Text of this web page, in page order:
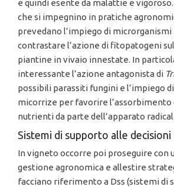
e quindi esente da malattie e
che si impegnino in pratiche
prevedano l’impiego di microrganismi
contrastare l’azione di fitopatogeni
piantine in vivaio innestate. In
interessante l’azione antagonista di
possibili parassiti fungini e l’impiego
micorrize per favorire l’assorbimento
nutrienti da parte dell’apparato
Sistemi di supporto alle decisioni
In vigneto occorre poi proseguire con
gestione agronomica e allestire
facciano riferimento a Dss (sistemi di